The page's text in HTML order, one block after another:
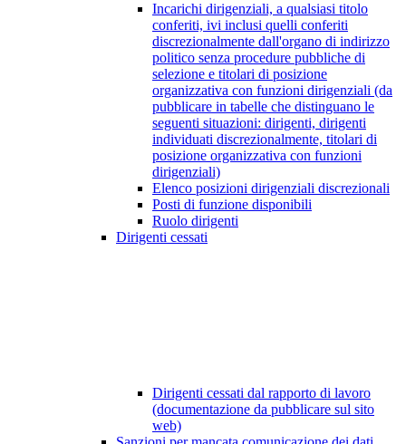
Incarichi dirigenziali, a qualsiasi titolo
conferiti, ivi inclusi quelli conferiti
discrezionalmente dall'organo di indirizzo
politico senza procedure pubbliche di
selezione e titolari di posizione
organizzativa con funzioni dirigenziali (da
pubblicare in tabelle che distinguano le
seguenti situazioni: dirigenti, dirigenti
individuati discrezionalmente, titolari di
posizione organizzativa con funzioni
dirigenziali)
Elenco posizioni dirigenziali discrezionali
Posti di funzione disponibili
Ruolo dirigenti
Dirigenti cessati
Dirigenti cessati dal rapporto di lavoro
(documentazione da pubblicare sul sito
web)